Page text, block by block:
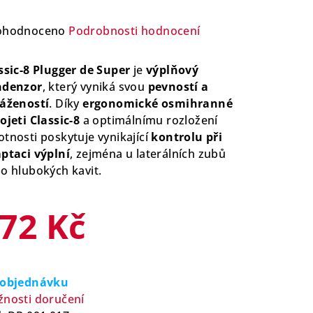
Podrobnosti hodnocení
8 Plugger de Super jevýplňový
, který vyniká svou pevností a
. Díkyergonomické osmihranné
Classic-8 a optimálnímu rozložení
poskytuje vynikajícíkontrolu při
výplní, zejména u laterálních zubů
hlubokých kavit.
Kč
doručení